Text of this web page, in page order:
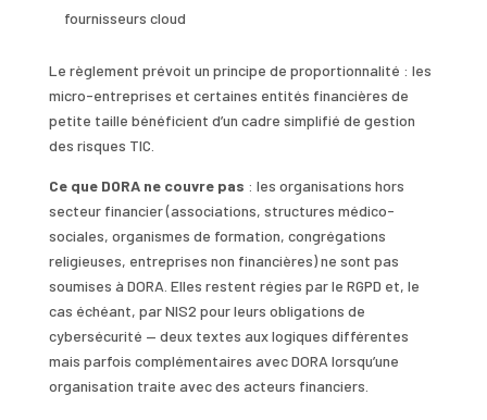
fournisseurs cloud
Le règlement prévoit un principe de proportionnalité : les
micro-entreprises et certaines entités financières de
petite taille bénéficient d’un cadre simplifié de gestion
des risques TIC.
Ce que DORA ne couvre pas : les organisations hors
secteur financier (associations, structures médico-
sociales, organismes de formation, congrégations
religieuses, entreprises non financières) ne sont pas
soumises à DORA. Elles restent régies par le RGPD et, le
cas échéant, par NIS2 pour leurs obligations de
cybersécurité — deux textes aux logiques différentes
mais parfois complémentaires avec DORA lorsqu’une
organisation traite avec des acteurs financiers.